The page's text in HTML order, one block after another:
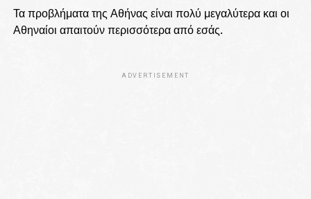
Τα προβλήματα της Αθήνας είναι πολύ μεγαλύτερα και οι
Αθηναίοι απαιτούν περισσότερα από εσάς.
ADVERTISEMENT